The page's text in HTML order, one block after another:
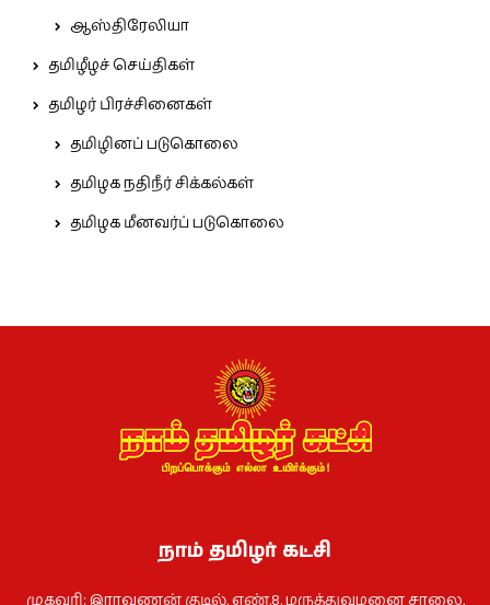
ஆஸ்திரேலியா
தமிழீழச் செய்திகள்
தமிழர் பிரச்சினைகள்
தமிழினப் படுகொலை
தமிழக நதிநீர் சிக்கல்கள்
தமிழக மீனவர்ப் படுகொலை
நாம் தமிழர் கட்சி
முகவரி: இராவணன் குடில், எண்.8. மருத்துவமனை சாலை,